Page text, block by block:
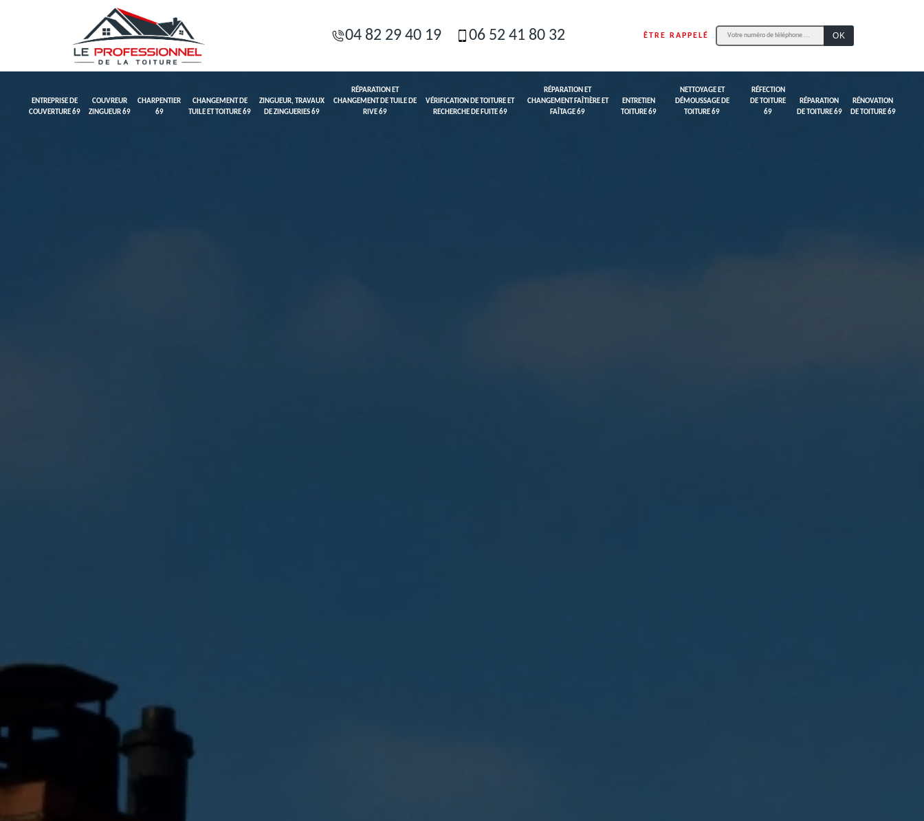
04 82 29 40 19 06 52 41 80 32 ÊTRE RAPPELÉ
ENTREPRISE DE
COUVERTURE 69
COUVREUR
ZINGUEUR 69
CHARPENTIER
69
CHANGEMENT DE
TUILE ET TOITURE 69
ZINGUEUR, TRAVAUX
DE ZINGUERIES 69
RÉPARATION ET
CHANGEMENT DE TUILE DE
RIVE 69
VÉRIFICATION DE TOITURE ET
RECHERCHE DE FUITE 69
RÉPARATION ET
CHANGEMENT FAÎTIÈRE ET
FAÎTAGE 69
ENTRETIEN
TOITURE 69
NETTOYAGE ET
DÉMOUSSAGE DE
TOITURE 69
RÉFECTION
DE TOITURE
69
RÉPARATION
DE TOITURE 69
RÉNOVATION
DE TOITURE 69